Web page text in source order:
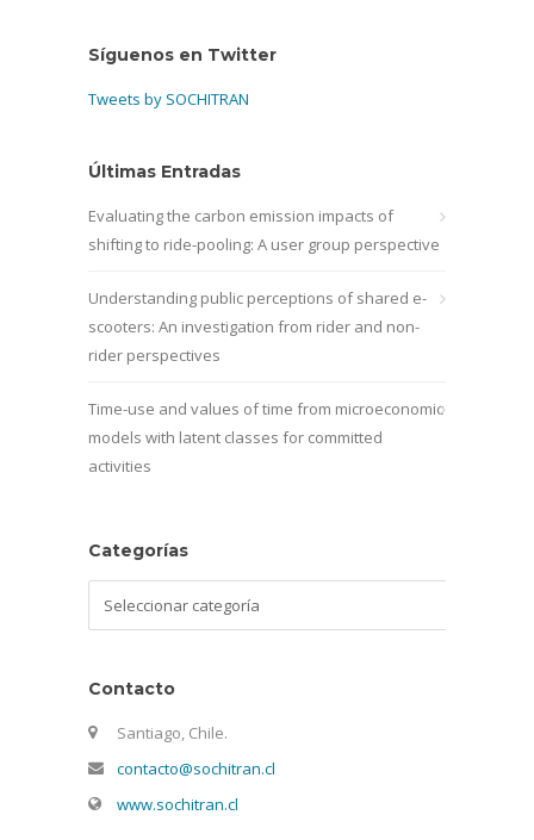
Síguenos en Twitter
Tweets by SOCHITRAN
Últimas Entradas
Evaluating the carbon emission impacts of
shifting to ride-pooling: A user group perspective
Understanding public perceptions of shared e-
scooters: An investigation from rider and non-
rider perspectives
Time-use and values of time from microeconomic
models with latent classes for committed
activities
Categorías
Contacto
Santiago, Chile.
contacto@sochitran.cl
www.sochitran.cl